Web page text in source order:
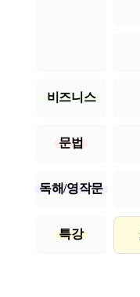
비즈니스
문법
독해/영작문
특강